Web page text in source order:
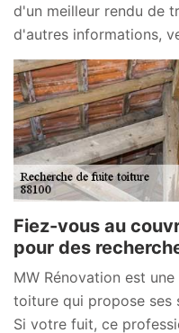
d'un meilleur rendu de
d'autres informations,
Fiez-vous au
pour des
MW Rénovation est
toiture qui propose ses
Si votre fuit, ce